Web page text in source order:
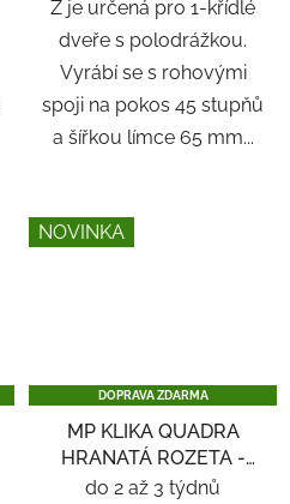
Z je určená pro 1-křídlé
dveře s polodrážkou.
Vyrábí se s rohovými
spoji na pokos 45 stupňů
a šířkou límce 65 mm...
NOVINKA
DOPRAVA ZDARMA
MP KLIKA QUADRA
HRANATÁ ROZETA -
NEREZ
do 2 až 3 týdnů